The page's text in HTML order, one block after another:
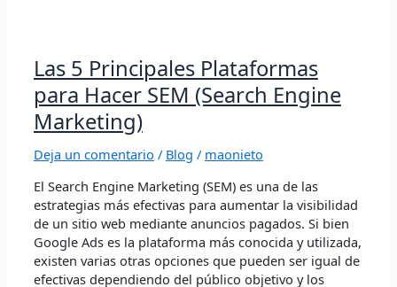
Las 5 Principales Plataformas
para Hacer SEM (Search Engine
Marketing)
Deja un comentario / Blog / maonieto
El Search Engine Marketing (SEM) es una de las
estrategias más efectivas para aumentar la visibilidad
de un sitio web mediante anuncios pagados. Si bien
Google Ads es la plataforma más conocida y utilizada,
existen varias otras opciones que pueden ser igual de
efectivas dependiendo del público objetivo y los
Las
5
Principales
Plataformas
para
Hacer
(Search
Engine
Marketing)